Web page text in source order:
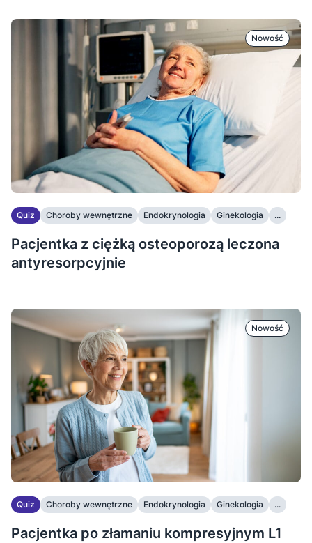
Nowość
Quiz Choroby wewnętrzne Endokrynologia Ginekologia ...
Pacjentka z ciężką osteoporozą leczona
antyresorpcyjnie
Nowość
Quiz Choroby wewnętrzne Endokrynologia Ginekologia ...
Pacjentka po złamaniu kompresyjnym L1